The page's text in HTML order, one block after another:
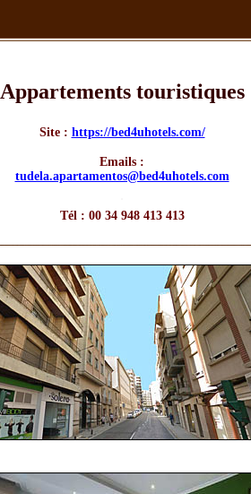
Appartements touristiques
Site : https://bed4uhotels.com/
Emails :
tudela.apartamentos@bed4uhotels.com
Tél : 00 34 948 413 413